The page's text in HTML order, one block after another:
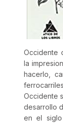
Occidente
la
hacerlo,
Occidente
desarrollo
en el siglo